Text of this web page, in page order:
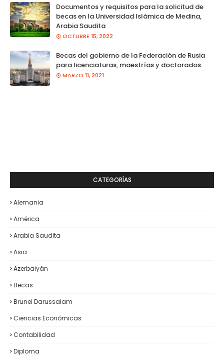
Documentos y requisitos para la solicitud de
becas en la Universidad Islámica de Medina,
Arabia Saudita
OCTUBRE 15, 2022
Becas del gobierno de la Federación de Rusia
para licenciaturas, maestrías y doctorados
MARZO 11, 2021
CATEGORÍAS
Alemania
América
Arabia Saudita
Asia
Azerbaiyán
Becas
Brunei Darussalam
Ciencias Económicas
Contabilidad
Diploma